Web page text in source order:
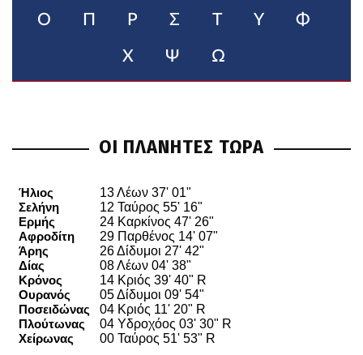
Ο Π Ρ Σ Τ Υ Φ
Χ Ψ Ω
ΟΙ ΠΛΑΝΗΤΕΣ ΤΩΡΑ